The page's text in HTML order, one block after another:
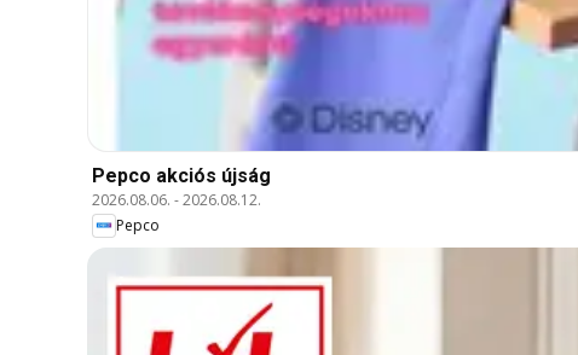
Pepco akciós újság
2026.08.06. -2026.08.12.
Pepco